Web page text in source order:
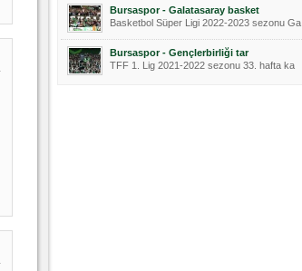
Bursaspor - Galatasaray basket
Basketbol Süper Ligi 2022-2023 sezonu Ga
Bursaspor - Gençlerbirliği tar
TFF 1. Lig 2021-2022 sezonu 33. hafta ka